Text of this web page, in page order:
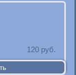
120 руб.